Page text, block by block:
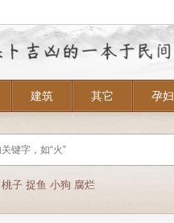
建筑 其它 孕妇
桃子 捉鱼 小狗 腐烂